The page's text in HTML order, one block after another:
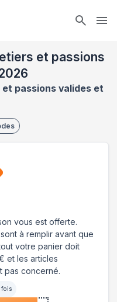
et passions
passions valides et
vous est offerte.
à remplir avant que
votre panier doit
et les articles
pas concerné.
fois